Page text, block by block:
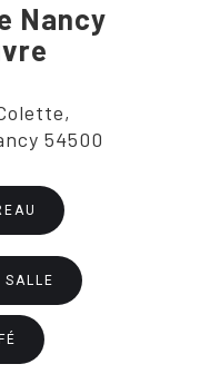
Nancy
54500
SALLE